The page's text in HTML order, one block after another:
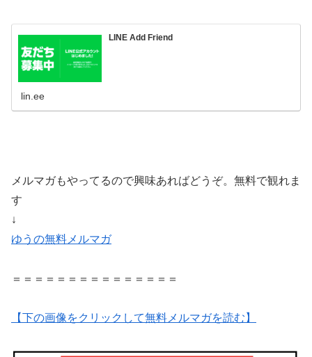
LINE Add Friend
lin.ee
メルマガもやってるので興味あればどうぞ。無料で観れま
す
↓
ゆうの無料メルマガ
＝＝＝＝＝＝＝＝＝＝＝＝＝＝＝
【下の画像をクリックして無料メルマガを読む】